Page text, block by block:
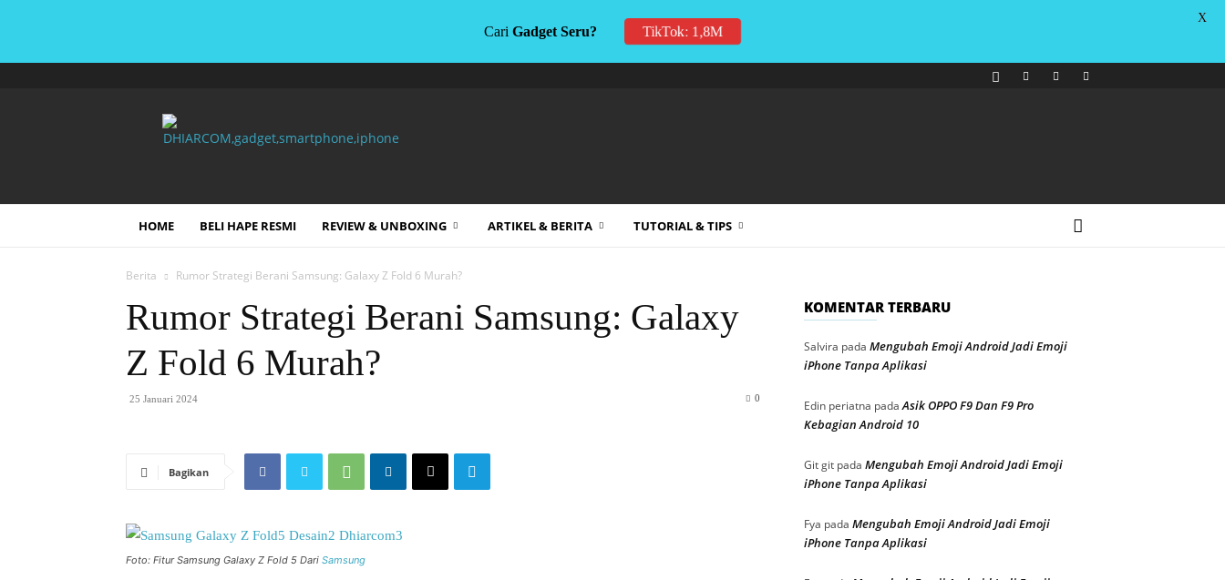
HOME BELI HAPE RESMI REVIEW & UNBOXING ARTIKEL & BERITA TUTORIAL & TIPS
Berita Rumor Strategi Berani Samsung: Galaxy Z Fold 6 Murah?
Rumor Strategi Berani Samsung: Galaxy
Z Fold 6 Murah?
25 Januari 2024 0
Bagikan
Foto: Fitur Samsung Galaxy Z Fold 5 Dari Samsung
KOMENTAR TERBARU
Salvira pada Mengubah Emoji Android Jadi Emoji
iPhone Tanpa Aplikasi
Edin periatna padaAsik OPPO F9 Dan F9 Pro
Kebagian Android 10
Git git pada Mengubah Emoji Android Jadi Emoji
iPhone Tanpa Aplikasi
Fya pada Mengubah Emoji Android Jadi Emoji
iPhone Tanpa Aplikasi
Cari Gadget Seru? TikTok: 1,8M
X